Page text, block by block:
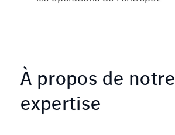
À propos de notre
expertise